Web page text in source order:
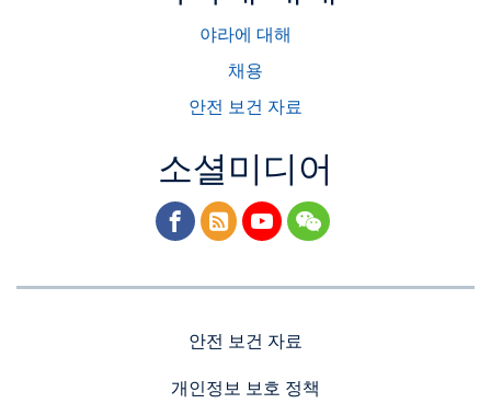
야라에 대해
채용
안전 보건 자료
소셜미디어
facebook
rss youtubewechat
안전 보건 자료
개인정보 보호 정책